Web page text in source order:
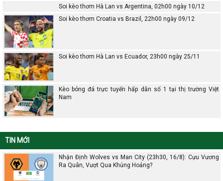
Soi kèo thơm Hà Lan vs Argentina, 02h00 ngày 10/12
Soi kèo thơm Croatia vs Brazil, 22h00 ngày 09/12
Soi kèo thơm Hà Lan vs Ecuador, 23h00 ngày 25/11
Kèo bóng đá trực tuyến hấp dẫn số 1 tại thị trường Việt
Nam
TIN MỚI
Nhận Định Wolves vs Man City (23h30, 16/8): Cựu Vương
Ra Quân, Vượt Qua Khủng Hoảng?